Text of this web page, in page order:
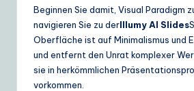
Beginnen Sie damit, Visual Paradigm
navigieren Sie zu derIllumy AI Slides
Oberfläche ist auf Minimalismus und
und entfernt den Unrat komplexer
sie in herkömmlichen
vorkommen.